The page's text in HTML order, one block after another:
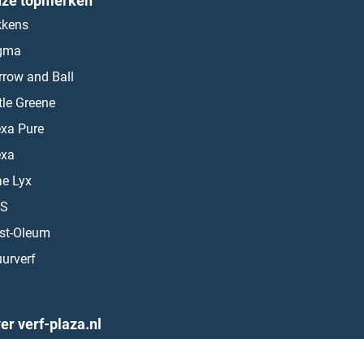
and Ball
Greene
Pure
Lyx
Oleum
verf-plaza.nl